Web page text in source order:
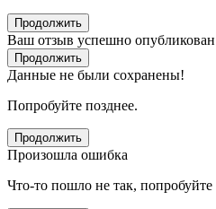
Продолжить
Ваш отзыв успешно
Продолжить
Данные не были сохранены!
Попробуйте позднее.
Продолжить
Произошла ошибка
Что-то пошло не так, попробуйте